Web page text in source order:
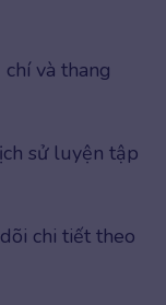
và thang
sử luyện tập
chi tiết theo